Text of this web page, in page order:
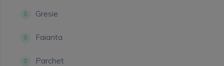
Gresie
Faianta
Parchet